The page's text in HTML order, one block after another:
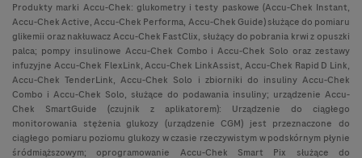
Produkty marki Accu-Chek: glukometry i testy paskowe (Accu-Chek Instant,
Accu-Chek Active, Accu-Chek Performa, Accu-Chek Guide) służące do pomiaru
glikemii oraz nakłuwacz Accu-Chek FastClix, służący do pobrania krwi z opuszki
palca; pompy insulinowe Accu-Chek Combo i Accu-Chek Solo oraz zestawy
infuzyjne Accu-Chek FlexLink, Accu-Chek LinkAssist, Accu-Chek Rapid D Link,
Accu-Chek TenderLink, Accu-Chek Solo i zbiorniki do insuliny Accu-Chek
Combo i Accu-Chek Solo, służące do podawania insuliny; urządzenie Accu-
Chek SmartGuide (czujnik z aplikatorem): Urządzenie do ciągłego
monitorowania stężenia glukozy (urządzenie CGM) jest przeznaczone do
ciągłego pomiaru poziomu glukozy w czasie rzeczywistym w podskórnym płynie
śródmiąższowym; oprogramowanie Accu-Chek Smart Pix służące do